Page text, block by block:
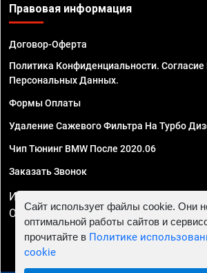
Правовая информация
Договор-Оферта
Политика Конфиденциальности.
Персональных Данных.
Формы Оплаты
Удаление Сажевого Фильтра На Турбо
Чип Тюнинг BMW После 2020.06
Заказать Звонок
ИП Смирнов Георгий Павлович. ИНН
ОГРНИП 324470400032610
Сайт использует файлы cookie. Они
оптимальной работы сайтов и
прочитайте в Политике
cookie